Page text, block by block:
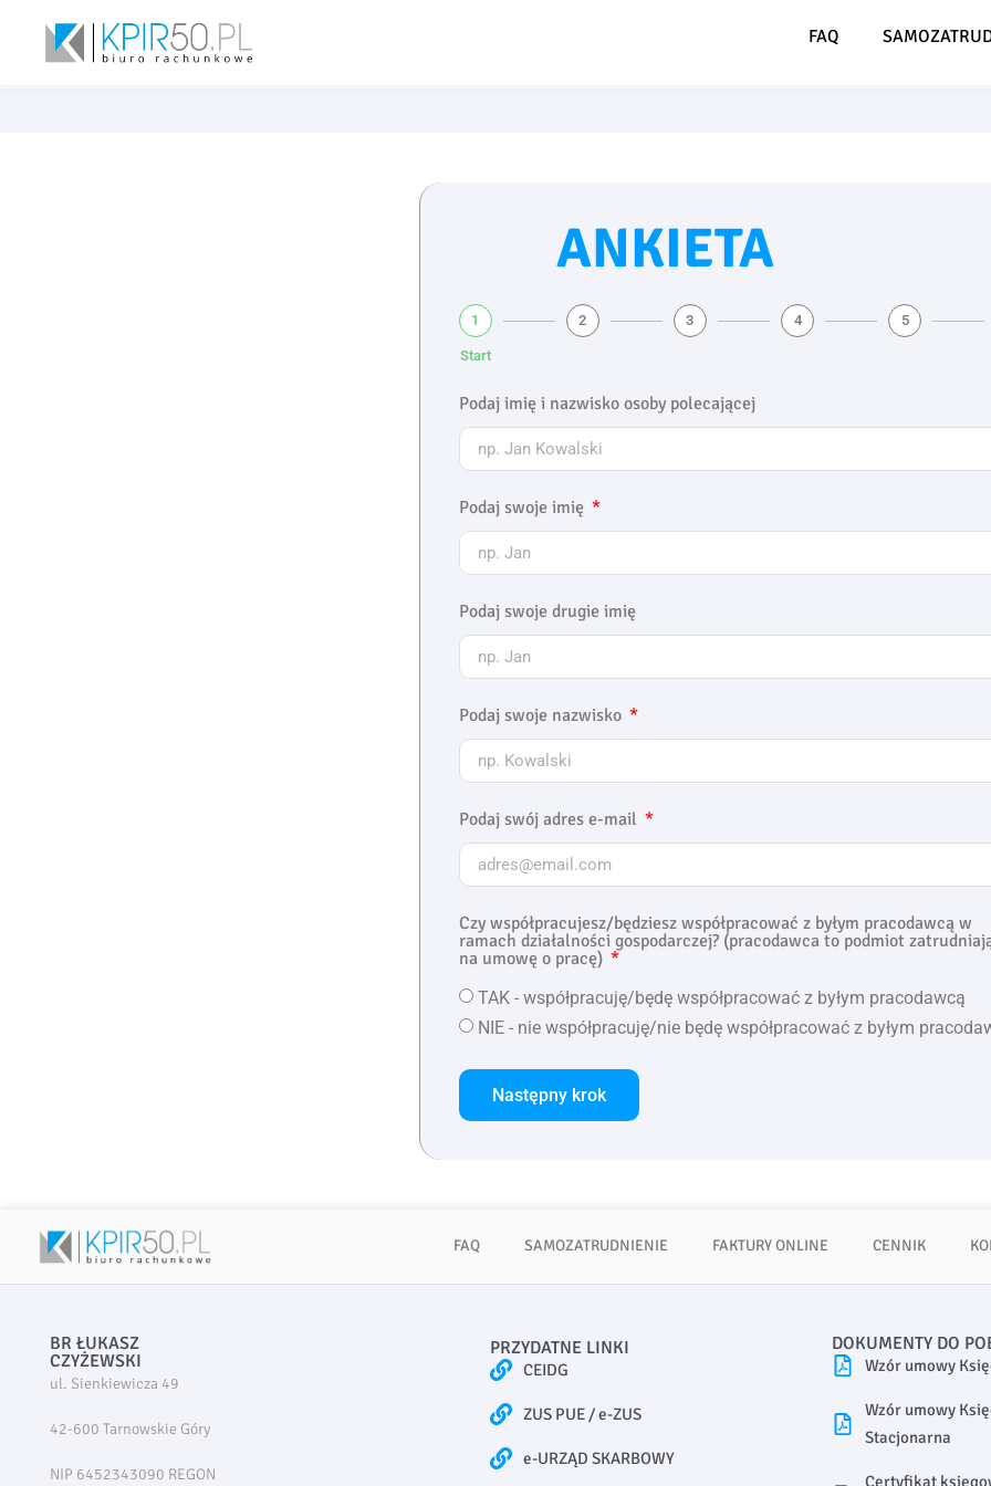
FAQ
ANKIETA
1
Start
2 3 4 5
Podaj imię i nazwisko osoby polecającej
Podaj swoje imię
Podaj swoje drugie imię
Podaj swoje nazwisko
Podaj swój adres e-mail
Czy współpracujesz/będziesz współpracować z byłym pracodawcą w
ramach działalności gospodarczej? (pracodawca to podmiot
na umowę o pracę)
TAK - współpracuję/będę współpracować z byłym pracodawcą
NIE - nie współpracuję/nie będę współpracować z byłym
Następny krok
FAQ SAMOZATRUDNIENIE FAKTURY ONLINE CENNIK
BR ŁUKASZ
CZYŻEWSKI
ul. Sienkiewicza 49
42-600 Tarnowskie Góry
NIP 6452343090 REGON
PRZYDATNE LINKI
CEIDG
ZUS PUE / e-ZUS
e-URZĄD SKARBOWY
DOKUMENTY DO
Wzór umowy
Wzór umowy
Stacjonarna
Certyfikat